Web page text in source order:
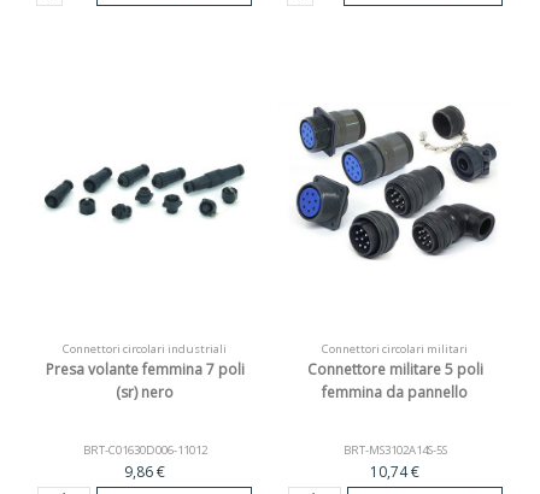
Connettori circolari industriali
Presa volante femmina 7 poli
(sr) nero
BRT-C01630D006-11012
9,86 €
Connettori circolari militari
Connettore militare 5 poli
femmina da pannello
BRT-MS3102A14S-5S
10,74 €